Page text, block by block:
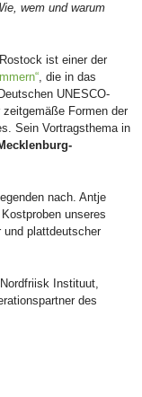
wem und warum
ist einer der
, die in das
UNESCO-
Formen der
Sein Vortragsthema in
nach. Antje
unseres
plattdeutscher
Instituut,
des